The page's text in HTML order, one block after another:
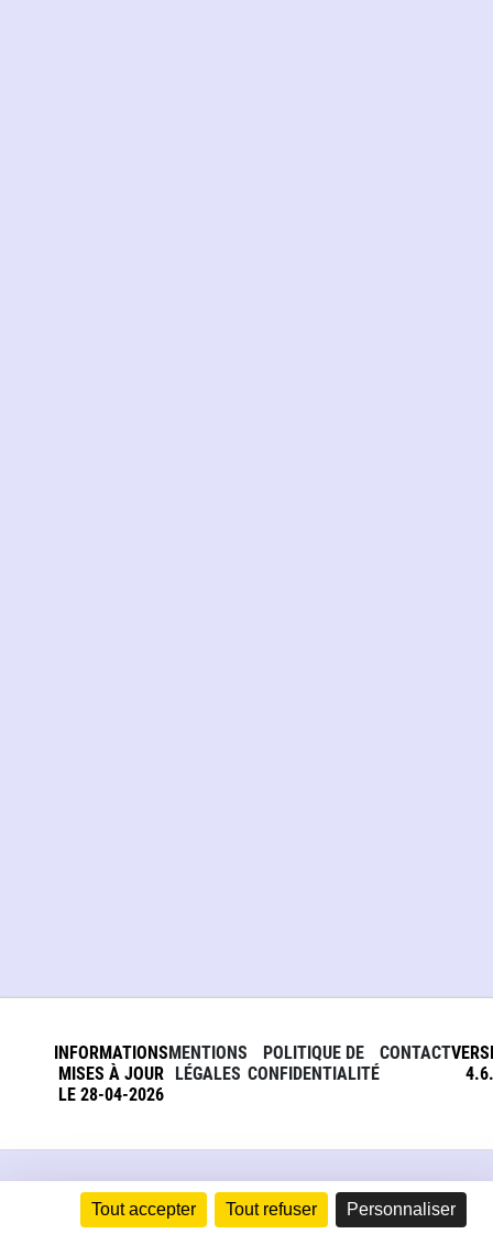
Tout accepter Tout refuser Personnaliser
INFORMATIONS
MISES À JOUR
LE 28-04-2026
MENTIONS
LÉGALES
POLITIQUE DE
CONFIDENTIALITÉ
CONTACT